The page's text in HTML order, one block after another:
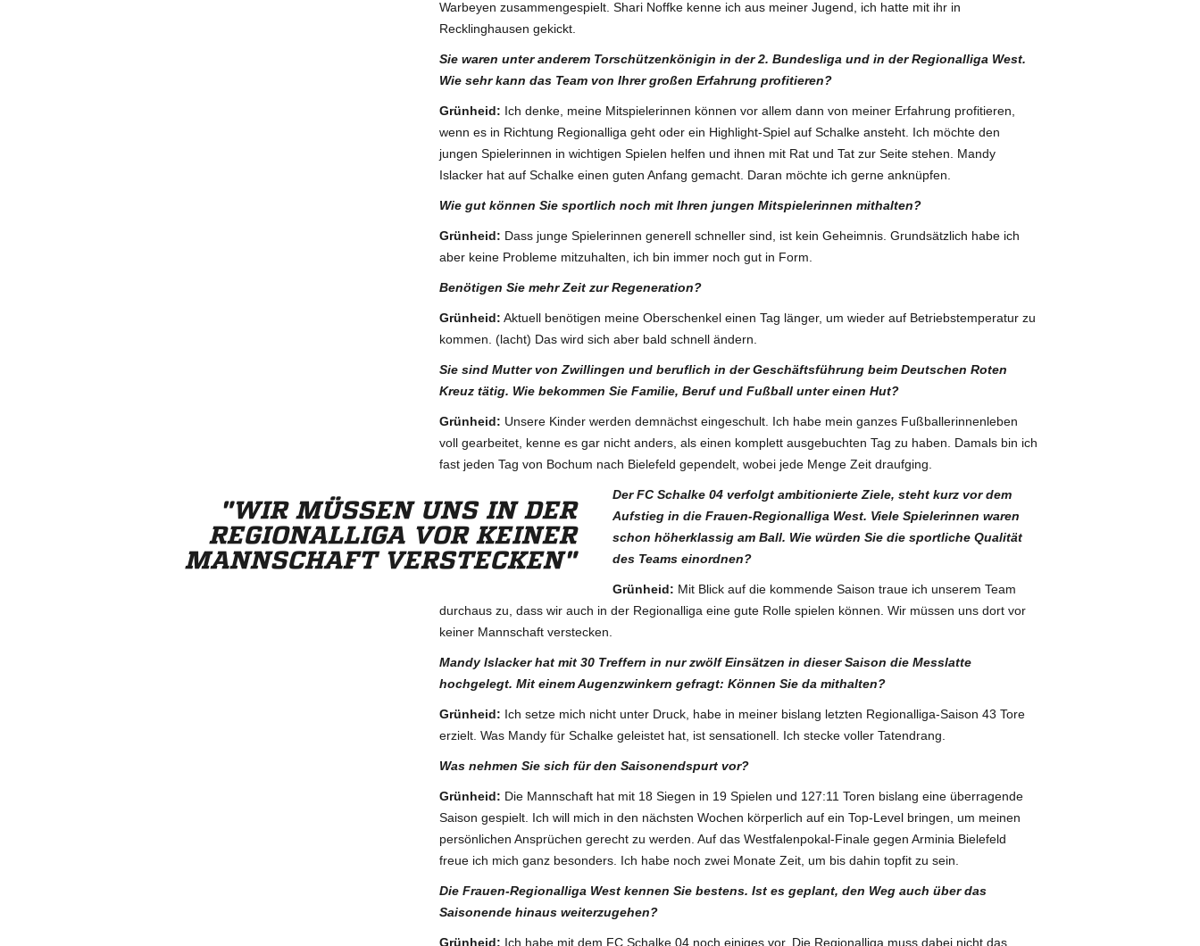
Warbeyen zusammengespielt. Shari Noffke kenne ich aus meiner Jugend, ich hatte mit ihr in
Recklinghausen gekickt.
Sie waren unter anderem Torschützenkönigin in der 2. Bundesliga und in der Regionalliga West.
Wie sehr kann das Team von Ihrer großen Erfahrung profitieren?
Grünheid: Ich denke, meine Mitspielerinnen können vor allem dann von meiner Erfahrung profitieren,
wenn es in Richtung Regionalliga geht oder ein Highlight-Spiel auf Schalke ansteht. Ich möchte den
jungen Spielerinnen in wichtigen Spielen helfen und ihnen mit Rat und Tat zur Seite stehen. Mandy
Islacker hat auf Schalke einen guten Anfang gemacht. Daran möchte ich gerne anknüpfen.
Wie gut können Sie sportlich noch mit Ihren jungen Mitspielerinnen mithalten?
Grünheid: Dass junge Spielerinnen generell schneller sind, ist kein Geheimnis. Grundsätzlich habe ich
aber keine Probleme mitzuhalten, ich bin immer noch gut in Form.
Benötigen Sie mehr Zeit zur Regeneration?
Grünheid: Aktuell benötigen meine Oberschenkel einen Tag länger, um wieder auf Betriebstemperatur zu
kommen. (lacht) Das wird sich aber bald schnell ändern.
Sie sind Mutter von Zwillingen und beruflich in der Geschäftsführung beim Deutschen Roten
Kreuz tätig. Wie bekommen Sie Familie, Beruf und Fußball unter einen Hut?
Grünheid: Unsere Kinder werden demnächst eingeschult. Ich habe mein ganzes Fußballerinnenleben
voll gearbeitet, kenne es gar nicht anders, als einen komplett ausgebuchten Tag zu haben. Damals bin ich
fast jeden Tag von Bochum nach Bielefeld gependelt, wobei jede Menge Zeit draufging.
"WIR MÜSSEN UNS IN DER
REGIONALLIGA VOR KEINER
MANNSCHAFT VERSTECKEN"
Der FC Schalke 04 verfolgt ambitionierte Ziele, steht kurz vor dem
Aufstieg in die Frauen-Regionalliga West. Viele Spielerinnen waren
schon höherklassig am Ball. Wie würden Sie die sportliche Qualität
des Teams einordnen?
Grünheid: Mit Blick auf die kommende Saison traue ich unserem Team
durchaus zu, dass wir auch in der Regionalliga eine gute Rolle spielen können. Wir müssen uns dort vor
keiner Mannschaft verstecken.
Mandy Islacker hat mit 30 Treffern in nur zwölf Einsätzen in dieser Saison die Messlatte
hochgelegt. Mit einem Augenzwinkern gefragt: Können Sie da mithalten?
Grünheid: Ich setze mich nicht unter Druck, habe in meiner bislang letzten Regionalliga-Saison 43 Tore
erzielt. Was Mandy für Schalke geleistet hat, ist sensationell. Ich stecke voller Tatendrang.
Was nehmen Sie sich für den Saisonendspurt vor?
Grünheid: Die Mannschaft hat mit 18 Siegen in 19 Spielen und 127:11 Toren bislang eine überragende
Saison gespielt. Ich will mich in den nächsten Wochen körperlich auf ein Top-Level bringen, um meinen
persönlichen Ansprüchen gerecht zu werden. Auf das Westfalenpokal-Finale gegen Arminia Bielefeld
freue ich mich ganz besonders. Ich habe noch zwei Monate Zeit, um bis dahin topfit zu sein.
Die Frauen-Regionalliga West kennen Sie bestens. Ist es geplant, den Weg auch über das
Saisonende hinaus weiterzugehen?
Grünheid: Ich habe mit dem FC Schalke 04 noch einiges vor. Die Regionalliga muss dabei nicht das